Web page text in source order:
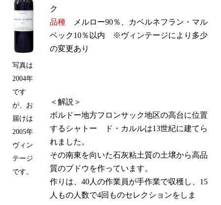
写真は
2004年
です
が、お
届けは
2005年
ヴィン
テージ
です。
ク
品種 メルロー90％、カベルネフラン・マル
ベック10％以内 ※ヴィンテージにより多少
の変更あり
＜解説＞
ボルドー地方フロンサック地区の高台に位置
するシャトー ド・カルルは13世紀に建てら
れました。
その南東を向いた石灰粘土質の土壌から高品
質のブドウを作っています。
作りは、40人の作業員が手作業で収穫し、15
人もの人数で4回ものセレクションをしま